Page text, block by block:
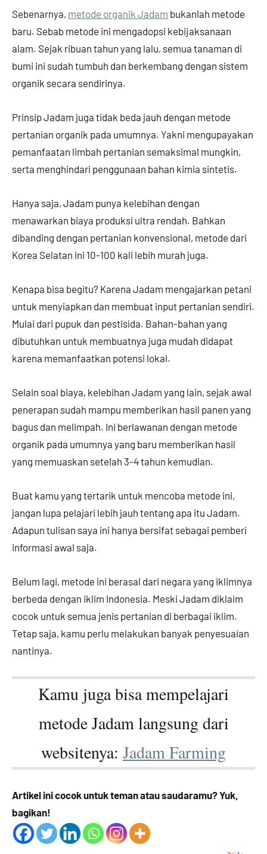
Sebenarnya, metode organik Jadam bukanlah metode
baru. Sebab metode ini mengadopsi kebijaksanaan
alam. Sejak ribuan tahun yang lalu, semua tanaman di
bumi ini sudah tumbuh dan berkembang dengan sistem
organik secara sendirinya.
Prinsip Jadam juga tidak beda jauh dengan metode
pertanian organik pada umumnya. Yakni mengupayakan
pemanfaatan limbah pertanian semaksimal mungkin,
serta menghindari penggunaan bahan kimia sintetis.
Hanya saja, Jadam punya kelebihan dengan
menawarkan biaya produksi ultra rendah. Bahkan
dibanding dengan pertanian konvensional, metode dari
Korea Selatan ini 10-100 kali lebih murah juga.
Kenapa bisa begitu? Karena Jadam mengajarkan petani
untuk menyiapkan dan membuat input pertanian sendiri.
Mulai dari pupuk dan pestisida. Bahan-bahan yang
dibutuhkan untuk membuatnya juga mudah didapat
karena memanfaatkan potensi lokal.
Selain soal biaya, kelebihan Jadam yang lain, sejak awal
penerapan sudah mampu memberikan hasil panen yang
bagus dan melimpah. Ini berlawanan dengan metode
organik pada umumnya yang baru memberikan hasil
yang memuaskan setelah 3-4 tahun kemudian.
Buat kamu yang tertarik untuk mencoba metode ini,
jangan lupa pelajari lebih jauh tentang apa itu Jadam.
Adapun tulisan saya ini hanya bersifat sebagai pemberi
informasi awal saja.
Belum lagi, metode ini berasal dari negara yang iklimnya
berbeda dengan iklim Indonesia. Meski Jadam diklaim
cocok untuk semua jenis pertanian di berbagai iklim.
Tetap saja, kamu perlu melakukan banyak penyesuaian
nantinya.
Kamu juga bisa mempelajari
metode Jadam langsung dari
websitenya: Jadam Farming
Artikel ini cocok untuk teman atau saudaramu? Yuk,
bagikan!